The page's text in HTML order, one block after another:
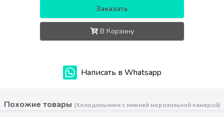
Заказать
В Корзину
Написать в Whatsapp
Похожие товары (Холодильники с нижней морозильной камерой)